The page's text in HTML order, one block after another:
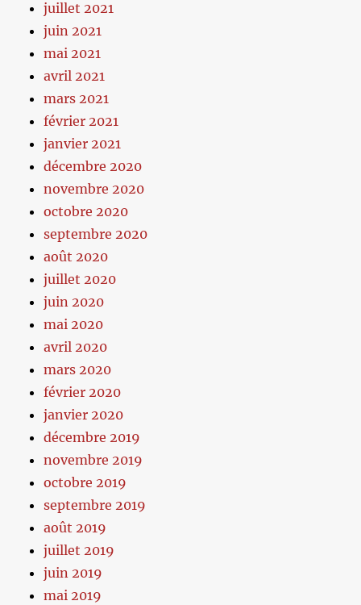
juillet 2021
juin 2021
mai 2021
avril 2021
mars 2021
février 2021
janvier 2021
décembre 2020
novembre 2020
octobre 2020
septembre 2020
août 2020
juillet 2020
juin 2020
mai 2020
avril 2020
mars 2020
février 2020
janvier 2020
décembre 2019
novembre 2019
octobre 2019
septembre 2019
août 2019
juillet 2019
juin 2019
mai 2019